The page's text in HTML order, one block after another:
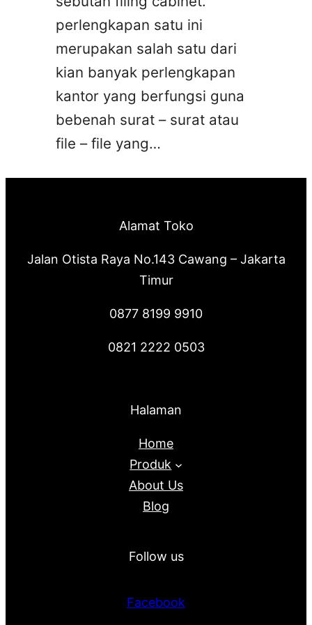
perlengkapan satu ini
merupakan salah satu dari
kian banyak perlengkapan
kantor yang berfungsi guna
bebenah surat – surat atau
file – file yang…
Alamat Toko
Jalan Otista Raya No.143 Cawang – Jakarta
Timur
0877 8199 9910
0821 2222 0503
Halaman
Home
Produk
About Us
Blog
Follow us
Facebook